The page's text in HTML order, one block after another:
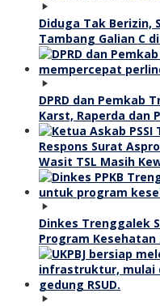
Diduga Tak Berizin,
Tambang Galian C
DPRD dan Pemkab
Karst, Raperda dan
Respons Surat
Wasit TSL Masih
Dinkes Trenggalek
Program Kesehatan